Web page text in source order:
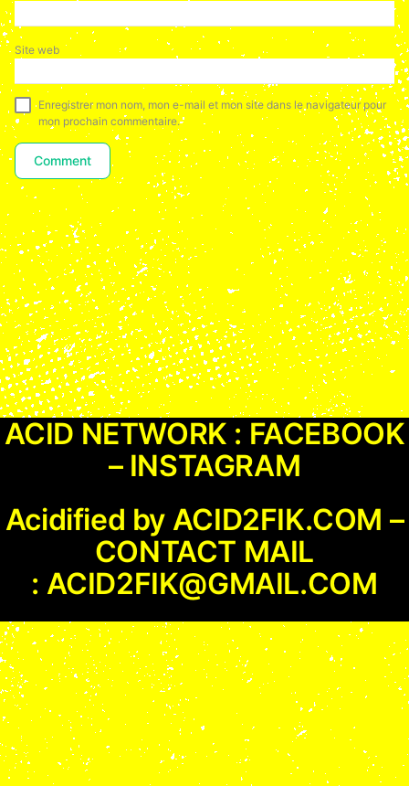
Site web
Enregistrer mon nom, mon e-mail et mon site dans le navigateur pour
mon prochain commentaire.
ACID NETWORK : FACEBOOK
– INSTAGRAM
Acidified by ACID2FIK.COM –
CONTACT MAIL
: ACID2FIK@GMAIL.COM